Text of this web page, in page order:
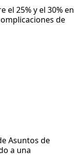
25% y el 30% en
de
Asuntos de
a una